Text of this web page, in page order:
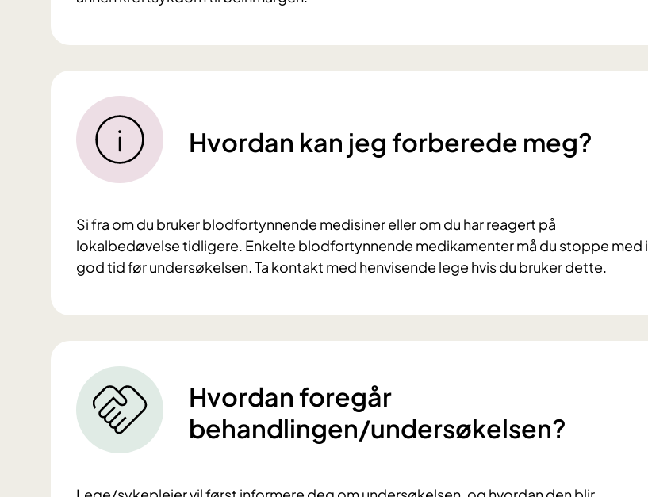
Hvordan kan jeg forberede meg?
Si fra om du bruker blodfortynnende medisiner eller om du har reagert på
lokalbedøvelse tidligere. Enkelte blodfortynnende medikamenter må du stoppe med i
god tid før undersøkelsen. Ta kontakt med henvisende lege hvis du bruker dette.
Hvordan foregår
behandlingen/undersøkelsen?